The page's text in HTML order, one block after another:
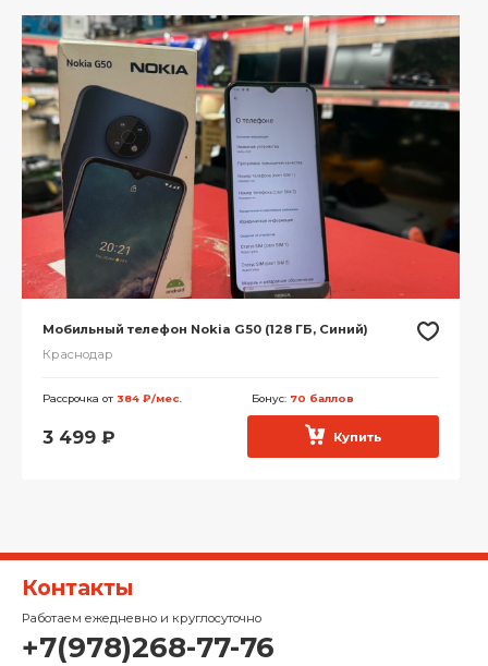
Мобильный телефон Nokia G50 (128 ГБ, Синий)
Краснодар
Рассрочка от 384 ₽/мес. Бонус: 70 баллов
3 499 ₽ Купить
Контакты
Работаем ежедневно и круглосуточно
+7(978)268-77-76